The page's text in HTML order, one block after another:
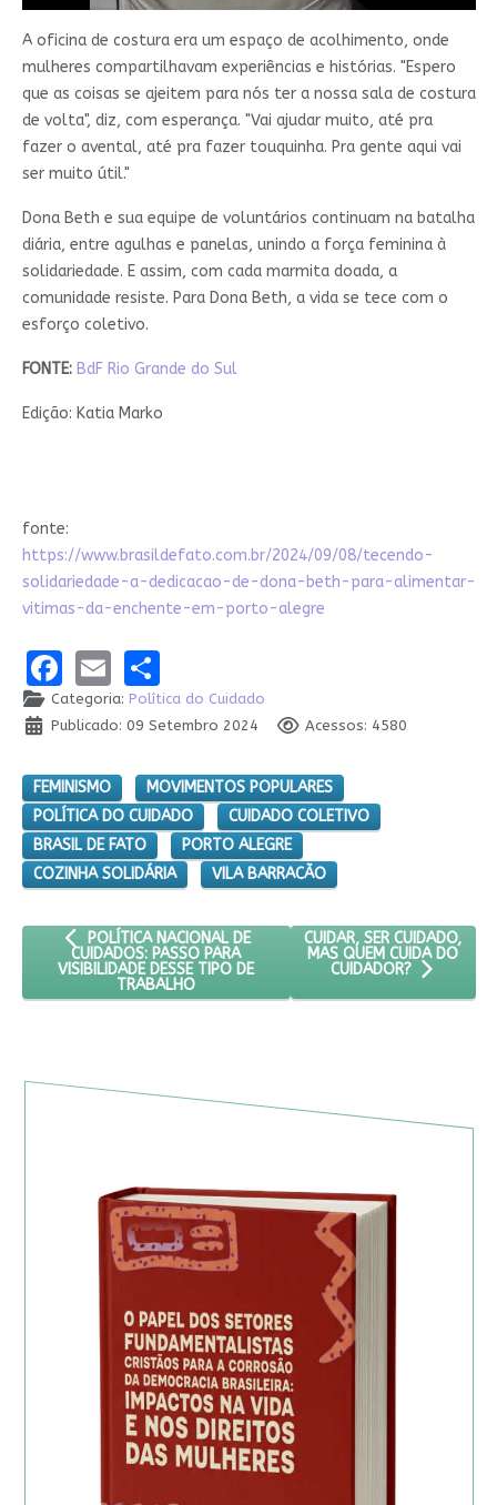
A oficina de costura era um espaço de acolhimento, onde
mulheres compartilhavam experiências e histórias. "Espero
que as coisas se ajeitem para nós ter a nossa sala de costura
de volta", diz, com esperança. "Vai ajudar muito, até pra
fazer o avental, até pra fazer touquinha. Pra gente aqui vai
ser muito útil."
Dona Beth e sua equipe de voluntários continuam na batalha
diária, entre agulhas e panelas, unindo a força feminina à
solidariedade. E assim, com cada marmita doada, a
comunidade resiste. Para Dona Beth, a vida se tece com o
esforço coletivo.
FONTE: BdF Rio Grande do Sul
Edição: Katia Marko
fonte:
https://www.brasildefato.com.br/2024/09/08/tecendo-
solidariedade-a-dedicacao-de-dona-beth-para-alimentar-
vitimas-da-enchente-em-porto-alegre
Facebook
EmailShare
Categoria: Política do Cuidado
Publicado: 09 Setembro 2024
Acessos: 4580
FEMINISMO
MOVIMENTOS POPULARES
POLÍTICA DO CUIDADO
CUIDADO COLETIVO
BRASIL DE FATO
PORTO ALEGRE
COZINHA SOLIDÁRIA
VILA BARRACÃO
ARTIGO ANTERIOR: POLÍTICA NACIONAL DE CUIDADOS:
POLÍTICA NACIONAL DE
CUIDADOS: PASSO PARA
VISIBILIDADE DESSE TIPO DE
TRABALHO
PRÓXIMO ARTIGO:
CUIDAR, SER CUIDADO,
MAS QUEM CUIDA DO
CUIDADOR?